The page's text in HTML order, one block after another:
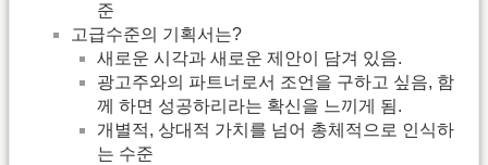
준
고급수준의 기획서는?
새로운 시각과 새로운 제안이 담겨 있음.
광고주와의 파트너로서 조언을 구하고 싶음, 함
께 하면 성공하리라는 확신을 느끼게 됨.
개별적, 상대적 가치를 넘어 총체적으로 인식하
는 수준